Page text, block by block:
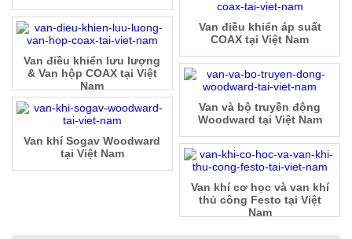
Van điều khiển áp suất
COAX tại Việt Nam
Van điều khiển lưu lượng
& Van hộp COAX tại Việt
Nam
Van và bộ truyền động
Woodward tại Việt Nam
Van khí Sogav Woodward
tại Việt Nam
Van khí cơ học và van khí
thủ công Festo tại Việt
Nam